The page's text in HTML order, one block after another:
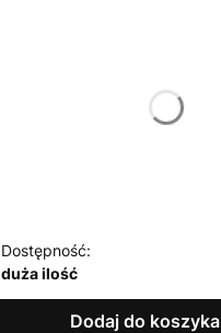
Dostępność:
duża ilość
Dodaj do koszyka